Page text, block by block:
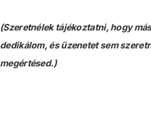
(Szeretnélek tájékoztatni, hogy
dedikálom, és üzenetet sem
megértésed.)